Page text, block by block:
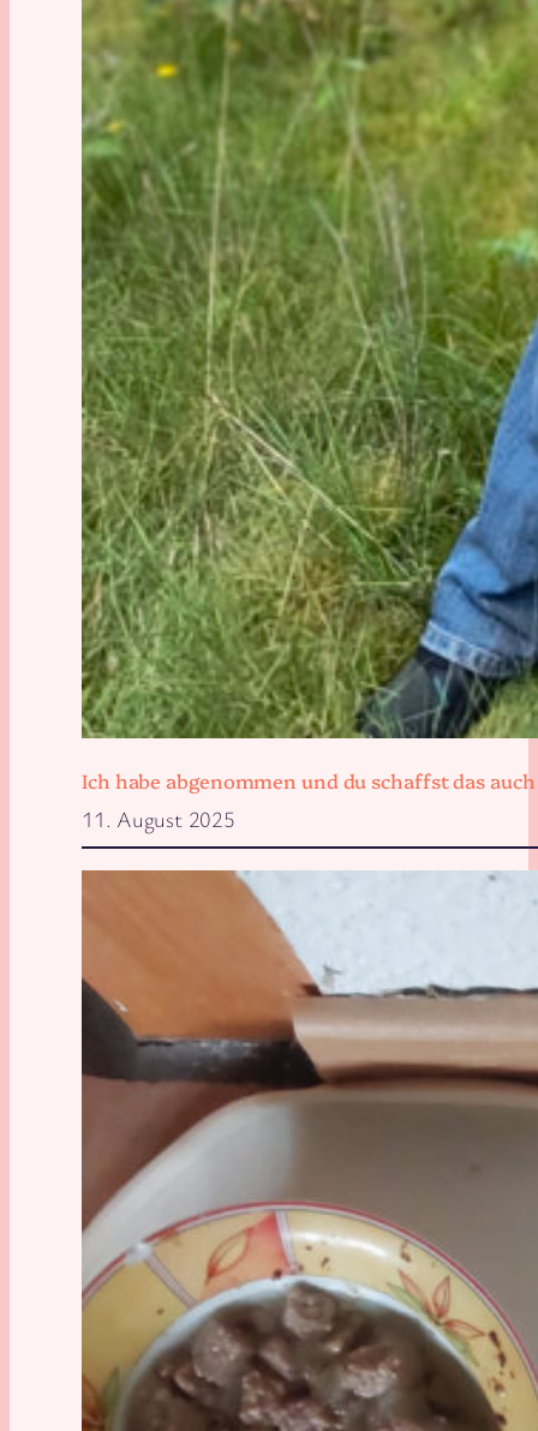
Ich habe abgenommen und du schaffst das auch
11. August 2025